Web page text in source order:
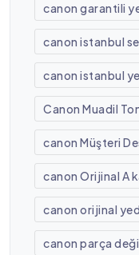
canon garantili
canon istanbul
canon istanbul
Canon Muadil
canon Müşteri
canon Orijinal A
canon orijinal
canon parça